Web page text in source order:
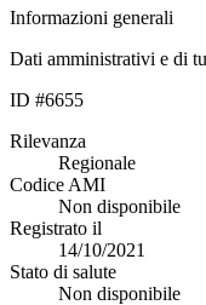
Informazioni generali
Dati amministrativi e di
ID #6655
Rilevanza
Regionale
Codice AMI
Non disponibile
Registrato il
14/10/2021
Stato di salute
Non disponibile